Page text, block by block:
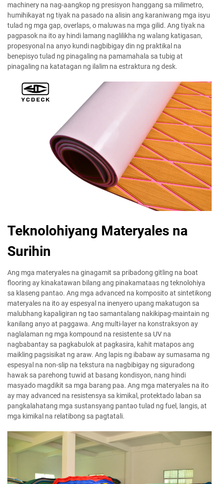
machinery na nag-aangkop ng presisyon hanggang sa milimetro,
humihikayat ng tiyak na pasado na alisin ang karaniwang mga isyu
tulad ng mga gap, overlaps, o maluwas na mga gilid. Ang tiyak na
pagpasok na ito ay hindi lamang naglilikha ng walang katigasan,
propesyonal na anyo kundi nagbibigay din ng praktikal na
benepisyo tulad ng pinagaling na pamamahala sa tubig at
pinagaling na katatagan ng ilalim na estraktura ng desk.
Teknolohiyang Materyales na
Surihin
Ang mga materyales na ginagamit sa pribadong gitling na boat
flooring ay kinakatawan bilang ang pinakamataas ng teknolohiya
sa klaseng pantao. Ang mga advanced na komposito at sintetikong
materyales na ito ay espesyal na inenyero upang makatugon sa
malubhang kapaligiran ng tao samantalang nakikipag-maintain ng
kanilang anyo at paggawa. Ang multi-layer na konstraksyon ay
naglalaman ng mga kompound na resistente sa UV na
nagbabantay sa pagkabulok at pagkasira, kahit matapos ang
maikling pagsisikat ng araw. Ang lapis ng ibabaw ay sumasama ng
espesyal na non-slip na tekstura na nagbibigay ng siguradong
hawak sa parehong tuwid at basang kondisyon, nang hindi
masyado magdikit sa mga barang paa. Ang mga materyales na ito
ay may advanced na resistensya sa kimikal, protektado laban sa
pangkalahatang mga sustansyang pantao tulad ng fuel, langis, at
mga kimikal na relatibong sa pagtatali.